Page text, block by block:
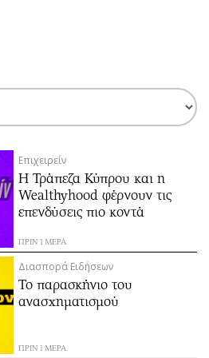
ΣΥΝΔΕΣΗ
Απόψεις
Αρθρογραφία
The Hill
Αγγελίες
Ενοικιάζονται
Πωλούνται
Θέσεις εργασίας
Επιχειρείν
Η Τράπεζα Κύπρου και η
Wealthyhood φέρνουν τις
επενδύσεις πιο κοντά
ΠΡΙΝ 1 ΜΕΡΑ
Διασπορά Ειδήσεων
Το παρασκήνιο του
ανασχηματισμού
ΠΡΙΝ 1 ΜΕΡΑ